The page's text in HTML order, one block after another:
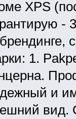
XPS
-
1.
и
вид.